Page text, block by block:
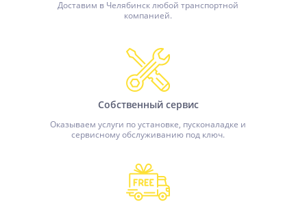
Доставим в Челябинск любой транспортной
компанией.
Собственный сервис
Оказываем услуги по установке, пусконаладке и
сервисному обслуживанию под ключ.